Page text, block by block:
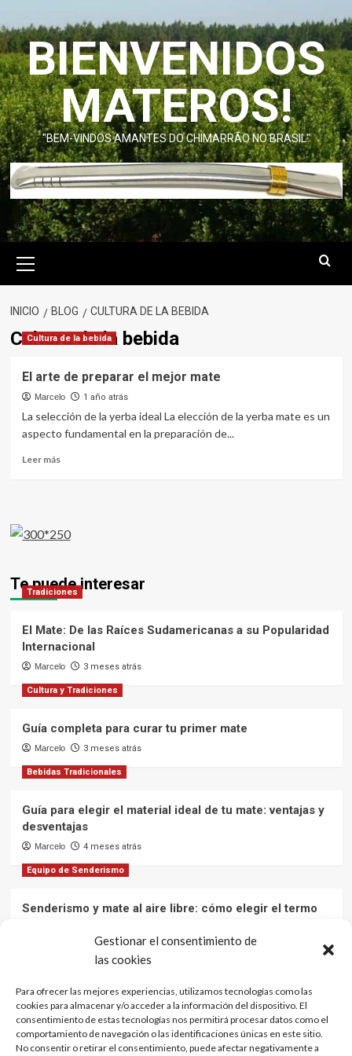
Gestionar el consentimiento de
las cookies
Para ofrecer las mejores experiencias, utilizamos tecnologías como las
cookies para almacenar y/o acceder a la información del dispositivo. El
consentimiento de estas tecnologías nos permitirá procesar datos como el
comportamiento de navegación o las identificaciones únicas en este sitio.
No consentir o retirar el consentimiento, puede afectar negativamente a
al
contenidoBIENVENIDOS
MATEROS!
"BEM-VINDOS AMANTES DO CHIMARRÃO NO BRASIL"
primario
INICIO BLOG CULTURA DE LA BEBIDA
Cultura de la bebida
Cultura de la bebida
El arte de preparar el mejor mate
Marcelo 1 año atrás
La selección de la yerba ideal La elección de la yerba mate es un
aspecto fundamental en la preparación de...
Leer másLeer
de
mejor
mate
Te puede interesar
Tradiciones
El Mate: De las Raíces Sudamericanas a su Popularidad
Internacional
Marcelo 3 meses atrás
Cultura y Tradiciones
Guía completa para curar tu primer mate
Marcelo 3 meses atrás
Bebidas Tradicionales
Guía para elegir el material ideal de tu mate: ventajas y
desventajas
Marcelo 4 meses atrás
Equipo de Senderismo
Senderismo y mate al aire libre: cómo elegir el termo
12 meses atrás
El mate: una bebida que une culturas
Marcelo 1 año atrás